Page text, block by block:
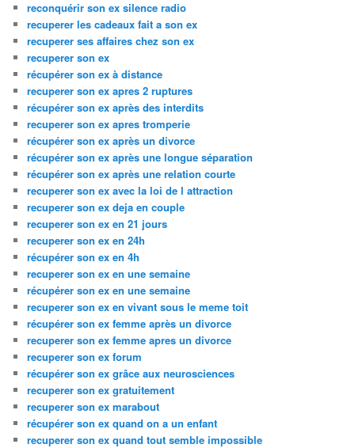
reconquérir son ex silence radio
recuperer les cadeaux fait a son ex
recuperer ses affaires chez son ex
recuperer son ex
récupérer son ex à distance
recuperer son ex apres 2 ruptures
récupérer son ex après des interdits
recuperer son ex apres tromperie
récupérer son ex après un divorce
récupérer son ex après une longue séparation
récupérer son ex après une relation courte
recuperer son ex avec la loi de l attraction
recuperer son ex deja en couple
recuperer son ex en 21 jours
recuperer son ex en 24h
récupérer son ex en 4h
recuperer son ex en une semaine
récupérer son ex en une semaine
recuperer son ex en vivant sous le meme toit
récupérer son ex femme après un divorce
recuperer son ex femme apres un divorce
recuperer son ex forum
récupérer son ex grâce aux neurosciences
recuperer son ex gratuitement
recuperer son ex marabout
récupérer son ex quand on a un enfant
recuperer son ex quand tout semble impossible